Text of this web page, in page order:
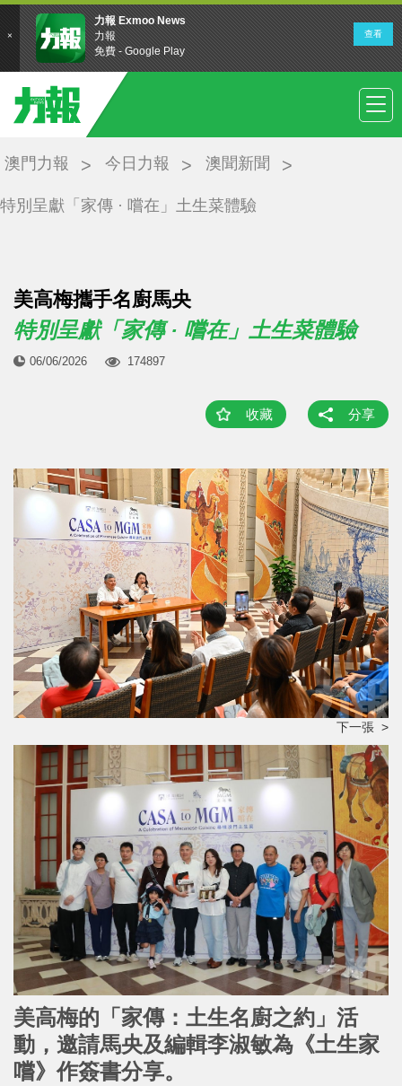
澳門力報 今日力報 澳聞新聞
特別呈獻「家傳 · 嚐在」土生菜體驗
美高梅攜手名廚馬央
特別呈獻「家傳 · 嚐在」土生菜體驗
06/06/2026 174897
收藏 分享
下一張 >
美高梅的「家傳：土生名廚之約」活
動，邀請馬央及編輯李淑敏為《土生家
嚐》作簽書分享。